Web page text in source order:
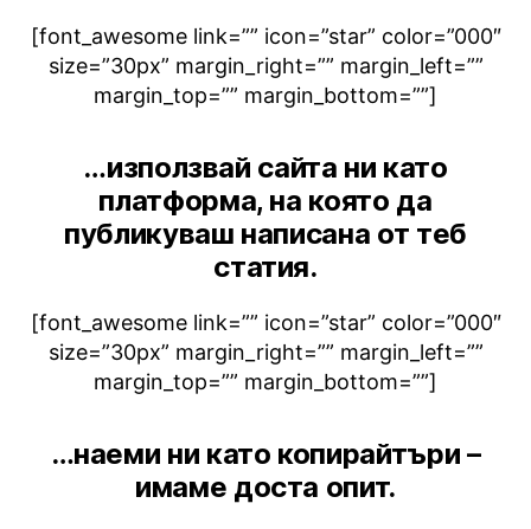
[font_awesome link=”” icon=”star” color=”000″
size=”30px” margin_right=”” margin_left=””
margin_top=”” margin_bottom=””]
…използвай сайта ни като
платформа, на която да
публикуваш написана от теб
статия.
[font_awesome link=”” icon=”star” color=”000″
size=”30px” margin_right=”” margin_left=””
margin_top=”” margin_bottom=””]
…наеми ни като копирайтъри –
имаме доста опит.